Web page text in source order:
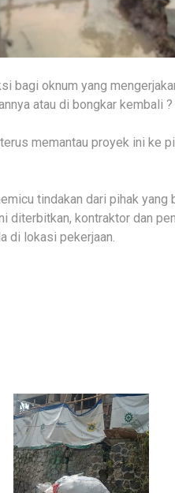
bagi oknum yang
atau di bongkar kembali ?
memantau proyek ini ke
tindakan dari pihak yang
diterbitkan, kontraktor dan
di lokasi pekerjaan.